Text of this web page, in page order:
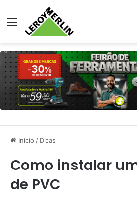
Menu
Início / Dicas
Como instalar
de PVC